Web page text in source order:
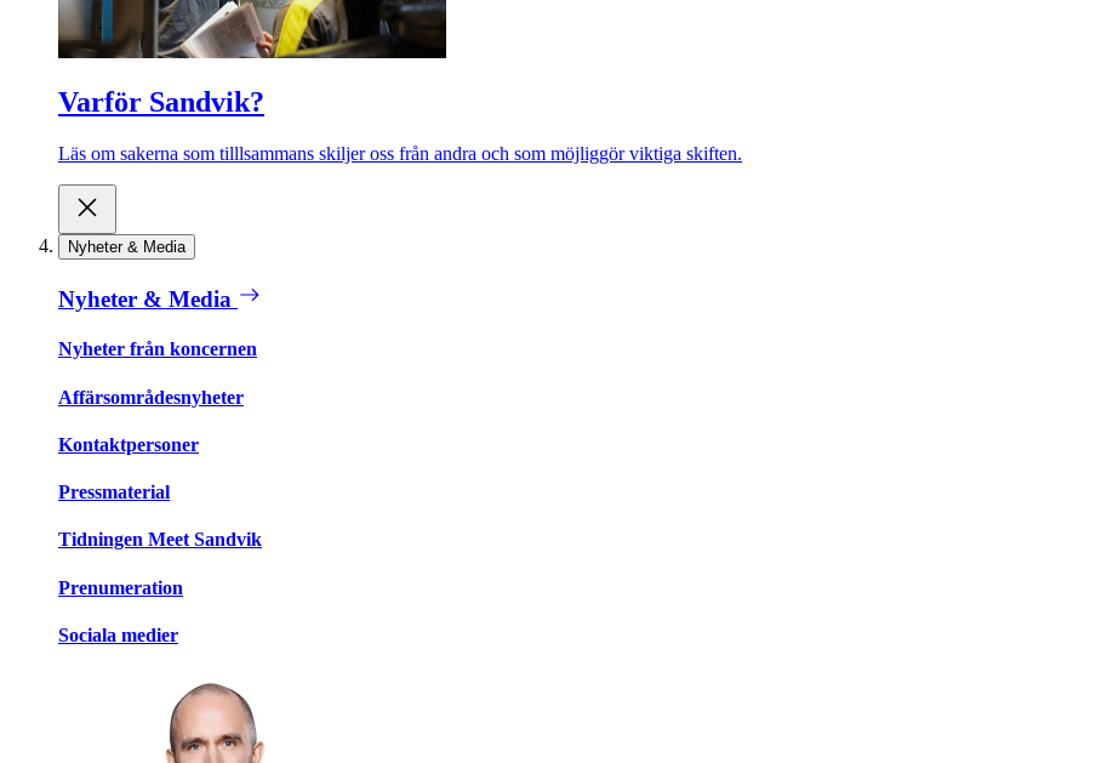
Varför Sandvik?
Läs om sakerna som tilllsammans skiljer oss från andra och som möjliggör viktiga skiften.
Nyheter & Media
Nyheter & Media
Nyheter från koncernen
Affärsområdesnyheter
Kontaktpersoner
Pressmaterial
Tidningen Meet Sandvik
Prenumeration
Sociala medier